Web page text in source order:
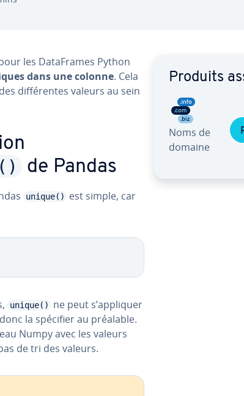
les Da­ta­Frames Python
dans une colonne. Cela
dif­fé­rentes valeurs au sein
de Pandas
unique()
est simple, car
unique()
ne peut s’appliquer
la spécifier au préalable.
Numpy avec les valeurs
de tri des valeurs.
Produits
Noms de
domaine